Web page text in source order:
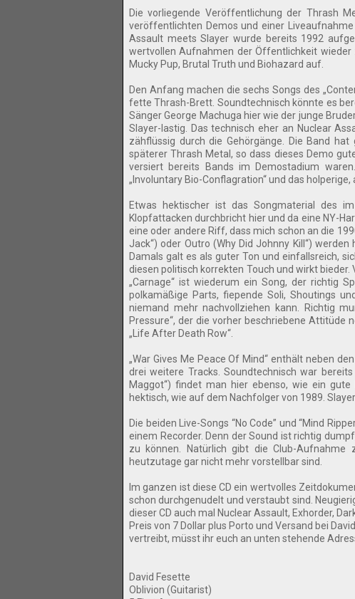
Die vorliegende Veröffentlichung der Thrash
veröffentlichten Demos und einer
Assault meets Slayer wurde bereits 1992
wertvollen Aufnahmen der Öffentlichkeit
Mucky Pup, Brutal Truth und Biohazard auf.
Den Anfang machen die sechs Songs des
fette Thrash-Brett. Soundtechnisch könnte es
Sänger George Machuga hier wie der junge
Slayer-lastig. Das technisch eher an Nuclear
zähflüssig durch die Gehörgänge. Die Band
späterer Thrash Metal, so dass dieses Demo
versiert bereits Bands im Demostadium
„Involuntary Bio-Conflagration“ und das holperige,
Etwas hektischer ist das Songmaterial des
Klopfattacken durchbricht hier und da eine NY-
eine oder andere Riff, dass mich schon an die
Jack“) oder Outro (Why Did Johnny Kill“)
Damals galt es als guter Ton und einfallsreich,
diesen politisch korrekten Touch und wirkt
„Carnage“ ist wiederum ein Song, der richtig
polkamäßige Parts, fiepende Soli, Shoutings
niemand mehr nachvollziehen kann. Richtig
Pressure“, der die vorher beschriebene Attitüde
„Life After Death Row“.
„War Gives Me Peace Of Mind“ enthält neben
drei weitere Tracks. Soundtechnisch war
Maggot“) findet man hier ebenso, wie ein gute
hektisch, wie auf dem Nachfolger von 1989.
Die beiden Live-Songs “No Code” und “Mind
einem Recorder. Denn der Sound ist richtig
zu können. Natürlich gibt die Club-Aufnahme
heutzutage gar nicht mehr vorstellbar sind.
Im ganzen ist diese CD ein wertvolles
schon durchgenudelt und verstaubt sind.
dieser CD auch mal Nuclear Assault, Exhorder,
Preis von 7 Dollar plus Porto und Versand bei
vertreibt, müsst ihr euch an unten stehende
David Fesette
Oblivion (Guitarist)